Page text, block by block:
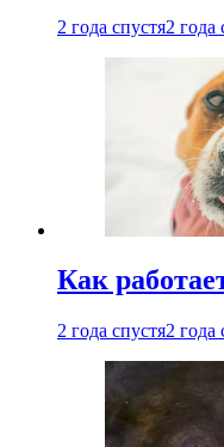
2 года спустя2 года
Как
2 года спустя2 года